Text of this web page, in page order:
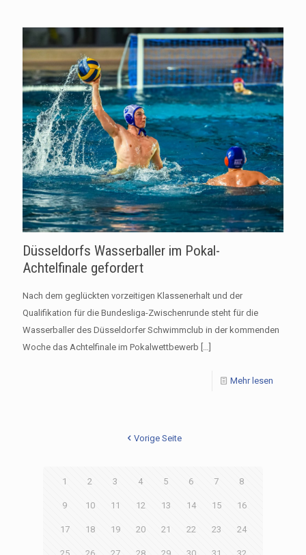
Düsseldorfs Wasserballer im Pokal-
Achtelfinale gefordert
Nach dem geglückten vorzeitigen Klassenerhalt und der
Qualifikation für die Bundesliga-Zwischenrunde steht für die
Wasserballer des Düsseldorfer Schwimmclub in der kommenden
Woche das Achtelfinale im Pokalwettbewerb […]
Mehr lesen
Vorige Seite
1 2 3 4 5 6 7 8
9 10 11 12 13 14 15 16
17 18 19 20 21 22 23 24